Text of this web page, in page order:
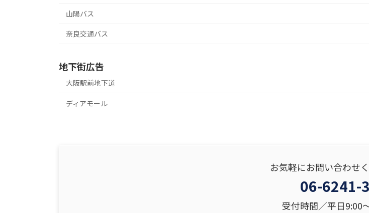
山陽バス
奈良交通バス
地下街広告
大阪駅前地下道
ディアモール
お気軽にお問い合わせく
06-6241-
受付時間／平日9:00